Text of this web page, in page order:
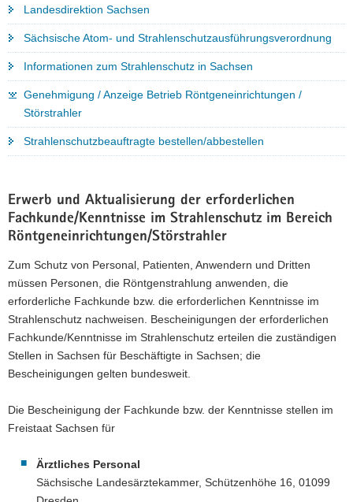
Landesdirektion Sachsen
Sächsische Atom- und Strahlenschutzausführungsverordnung
Informationen zum Strahlenschutz in Sachsen
Genehmigung / Anzeige Betrieb Röntgeneinrichtungen /
Störstrahler
Strahlenschutzbeauftragte bestellen/abbestellen
Erwerb und Aktualisierung der erforderlichen
Fachkunde/Kenntnisse im Strahlenschutz im Bereich
Röntgeneinrichtungen/Störstrahler
Zum Schutz von Personal, Patienten, Anwendern und Dritten
müssen Personen, die Röntgenstrahlung anwenden, die
erforderliche Fachkunde bzw. die erforderlichen Kenntnisse im
Strahlenschutz nachweisen. Bescheinigungen der erforderlichen
Fachkunde/Kenntnisse im Strahlenschutz erteilen die zuständigen
Stellen in Sachsen für Beschäftigte in Sachsen; die
Bescheinigungen gelten bundesweit.
Die Bescheinigung der Fachkunde bzw. der Kenntnisse stellen im
Freistaat Sachsen für
Ärztliches Personal
Sächsische Landesärztekammer, Schützenhöhe 16, 01099